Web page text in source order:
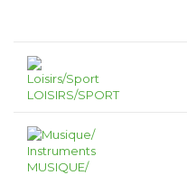
LOISIRS/SPORT
MUSIQUE/